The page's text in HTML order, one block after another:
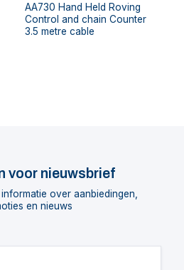
AA730 Hand Held Roving
Control and chain Counter
3.5 metre cable
voor nieuwsbrief
over aanbiedingen,
en nieuws